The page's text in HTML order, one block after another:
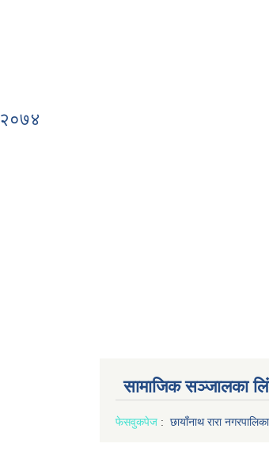
सामाजिक सञ्जालका
फेसवुकपेज : छायाँनाथ रारा